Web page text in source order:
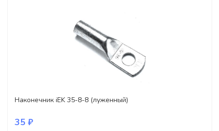
Наконечник iEK 35-8-8 (луженный)
35 ₽